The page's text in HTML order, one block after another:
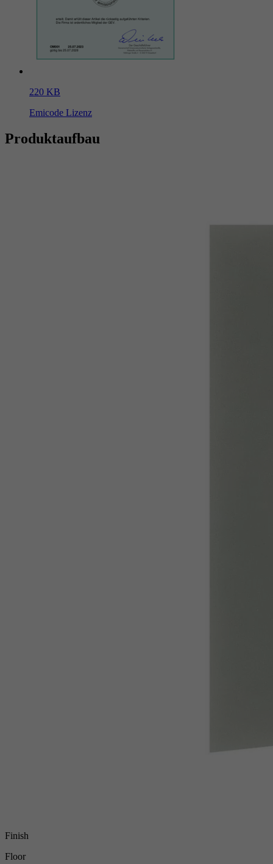
220 KB
Emicode Lizenz
Produktaufbau
Finish
Floor